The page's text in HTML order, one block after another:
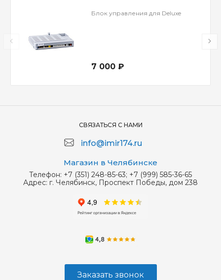
Блок управления для Deluxe
7 000 ₽
СВЯЗАТЬСЯ С НАМИ
info@imir174.ru
Магазин в Челябинске
Телефон: +7 (351) 248-85-63; +7 (999) 585-36-65
Адрес: г. Челябинск, Проспект Победы, дом 238
Заказать звонок